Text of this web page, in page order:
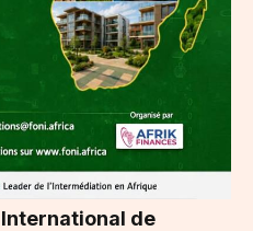
International de